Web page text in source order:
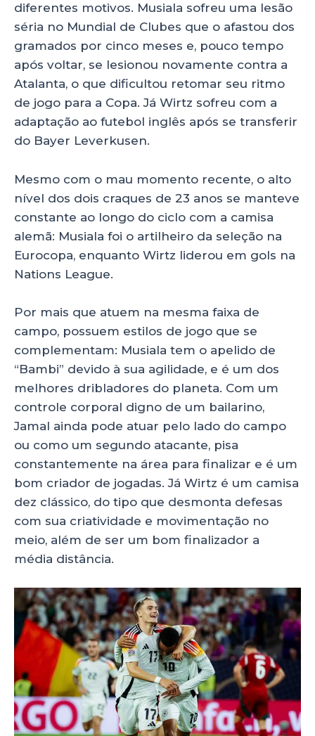
diferentes motivos. Musiala sofreu uma lesão
séria no Mundial de Clubes que o afastou dos
gramados por cinco meses e, pouco tempo
após voltar, se lesionou novamente contra a
Atalanta, o que dificultou retomar seu ritmo
de jogo para a Copa. Já Wirtz sofreu com a
adaptação ao futebol inglês após se transferir
do Bayer Leverkusen.
Mesmo com o mau momento recente, o alto
nível dos dois craques de 23 anos se manteve
constante ao longo do ciclo com a camisa
alemã: Musiala foi o artilheiro da seleção na
Eurocopa, enquanto Wirtz liderou em gols na
Nations League.
Por mais que atuem na mesma faixa de
campo, possuem estilos de jogo que se
complementam: Musiala tem o apelido de
“Bambi” devido à sua agilidade, e é um dos
melhores dribladores do planeta. Com um
controle corporal digno de um bailarino,
Jamal ainda pode atuar pelo lado do campo
ou como um segundo atacante, pisa
constantemente na área para finalizar e é um
bom criador de jogadas. Já Wirtz é um camisa
dez clássico, do tipo que desmonta defesas
com sua criatividade e movimentação no
meio, além de ser um bom finalizador a
média distância.